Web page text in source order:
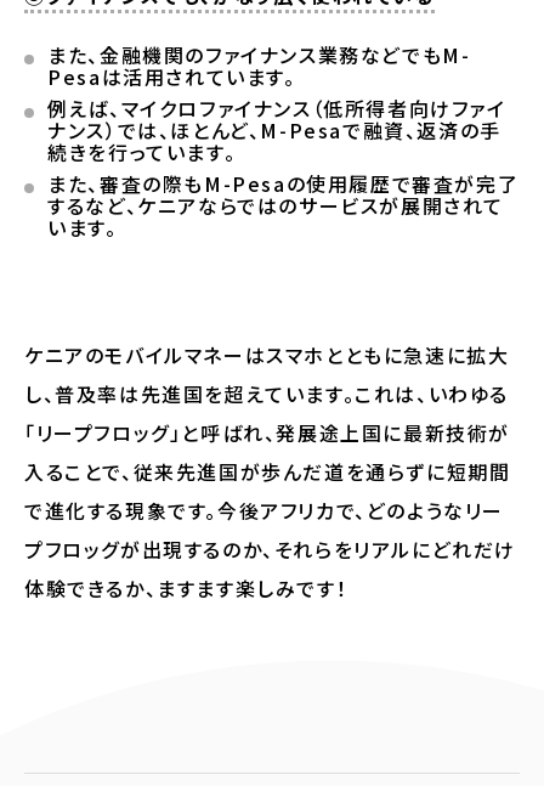
また、金融機関のファイナンス業務などでもM-
Pesaは活用されています。
例えば、マイクロファイナンス（低所得者向けファイ
ナンス）では、ほとんど、M-Pesaで融資、返済の手
続きを行っています。
また、審査の際もM-Pesaの使用履歴で審査が完了
するなど、ケニアならではのサービスが展開されて
います。
ケニアのモバイルマネーはスマホとともに急速に拡大
し、普及率は先進国を超えています。これは、いわゆる
「リープフロッグ」と呼ばれ、発展途上国に最新技術が
入ることで、従来先進国が歩んだ道を通らずに短期間
で進化する現象です。今後アフリカで、どのようなリー
プフロッグが出現するのか、それらをリアルにどれだけ
体験できるか、ますます楽しみです！